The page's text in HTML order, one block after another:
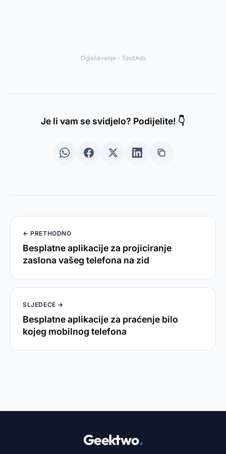
Oglašavanje - SpotAds
Je li vam se svidjelo? Podijelite! 👇
← PRETHODNO
Besplatne aplikacije za projiciranje
zaslona vašeg telefona na zid
SLJEDEĆE →
Besplatne aplikacije za praćenje bilo
kojeg mobilnog telefona
Geektwo.